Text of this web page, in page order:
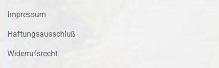
Impressum
Haftungsausschluß
Widerrufsrecht